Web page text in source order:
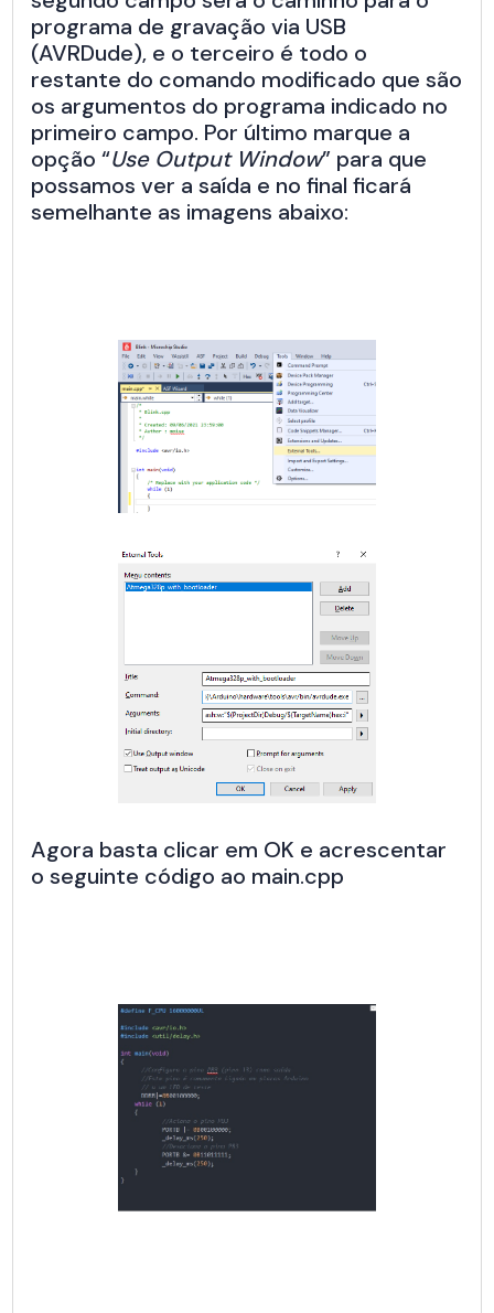
programa de gravação via USB
(AVRDude), e o terceiro é todo o
restante do comando modificado que são
os argumentos do programa indicado no
primeiro campo. Por último marque a
opção “Use Output Window” para que
possamos ver a saída e no final ficará
semelhante as imagens abaixo:
Agora basta clicar em OK e acrescentar
o seguinte código ao main.cpp